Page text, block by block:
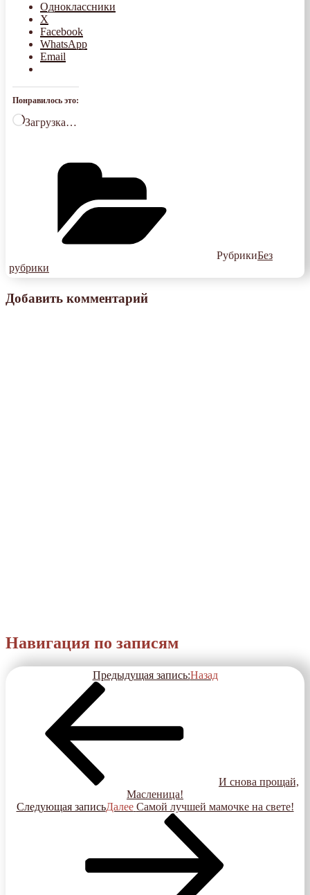
Одноклассники
X
Facebook
WhatsApp
Email
Понравилось это:
Загрузка…
РубрикиБез
рубрики
Добавить комментарий
Навигация по записям
Предыдущая запись:Назад
И снова прощай,
Масленица!
Следующая записьДалее Самой лучшей мамочке на свете!